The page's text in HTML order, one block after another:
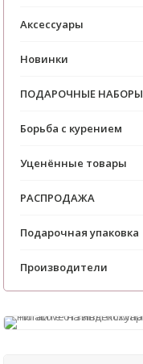
Аксессуары
Новинки
ПОДАРОЧНЫЕ НАБОРЫ
Борьба с курением
Уценённые товары
РАСПРОДАЖА
Подарочная упаковка
Производители